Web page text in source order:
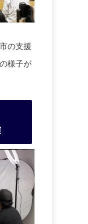
の支援
様子が